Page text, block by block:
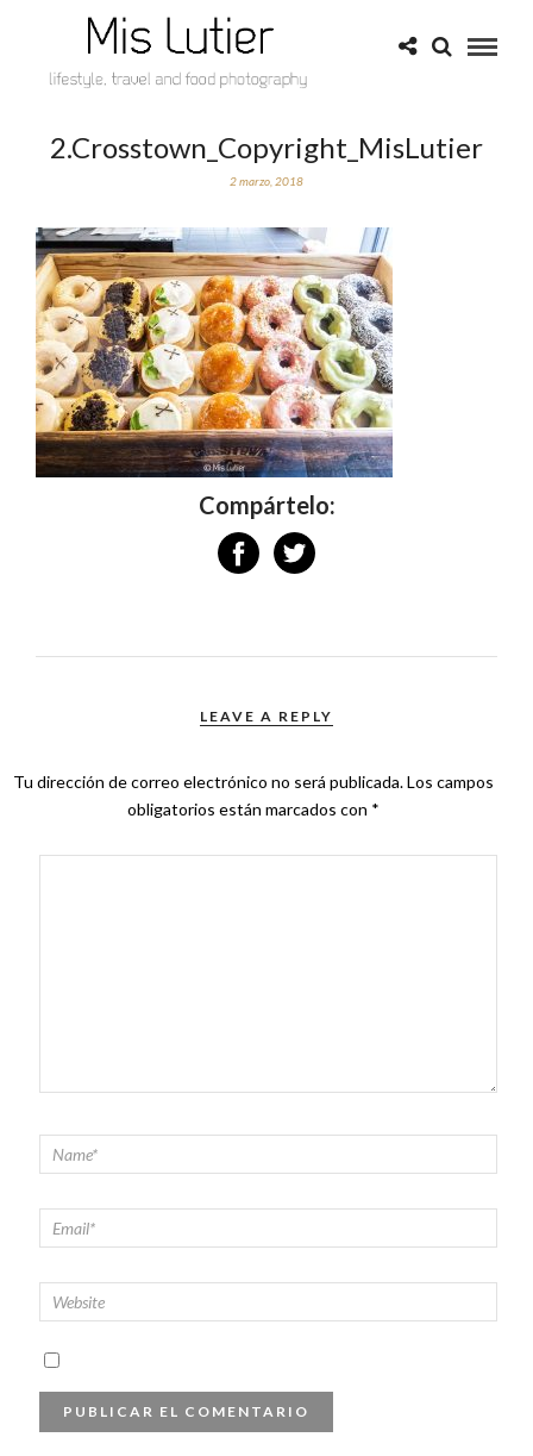
2.Crosstown_Copyright_MisLutier
2 marzo, 2018
Compártelo:
LEAVE A REPLY
Tu dirección de correo electrónico no será publicada.Los campos
obligatorios están marcados con *